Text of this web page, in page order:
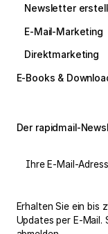
Newsletter
E-Mail-Marketing
Direktmarketing
E-Books &
Der rapidmail-
Ihre E-Mail-
Erhalten Sie ein bis
Updates per E-Mail.